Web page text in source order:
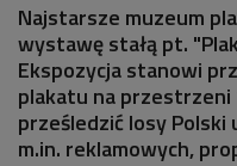
Najstarsze muzeum
wystawę stałą pt.
Ekspozycja stanowi
plakatu na przestrzeni
prześledzić losy
m.in. reklamowych,